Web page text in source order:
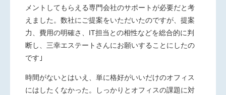
メントしてもらえる専門会社のサポートが必要だと考
えました。数社にご提案をいただいたのですが、提案
力、費用の明確さ、IT担当との相性などを総合的に判
断し、三幸エステートさんにお願いすることにしたの
です｣
時間がないとはいえ、単に格好がいいだけのオフィス
にはしたくなかった。しっかりとオフィスの課題に対